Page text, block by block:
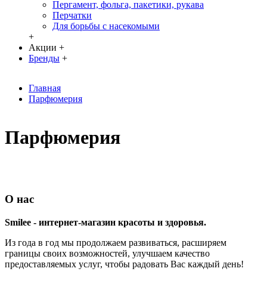
Пергамент, фольга, пакетики, рукава
Перчатки
Для борьбы с насекомыми
+
Акции +
Бренды +
Главная
Парфюмерия
Парфюмерия
О нас
Smilee - интернет-магазин красоты и здоровья.
Из года в год мы продолжаем развиваться, расширяем
границы своих возможностей, улучшаем качество
предоставляемых услуг, чтобы радовать Вас каждый день!